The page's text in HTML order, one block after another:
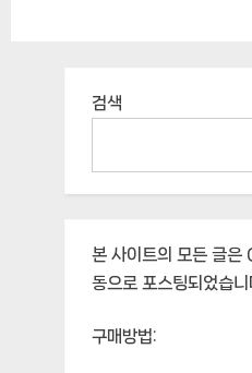
검색
본 사이트의 모든 글은
동으로 포스팅되었습니
구매방법: